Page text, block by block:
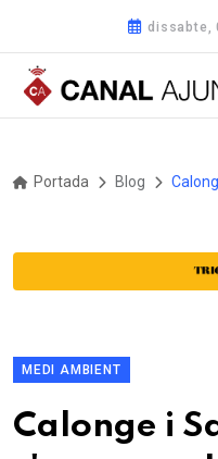
dissabte,
Portada Blog
MEDI AMBIENT
Calonge i